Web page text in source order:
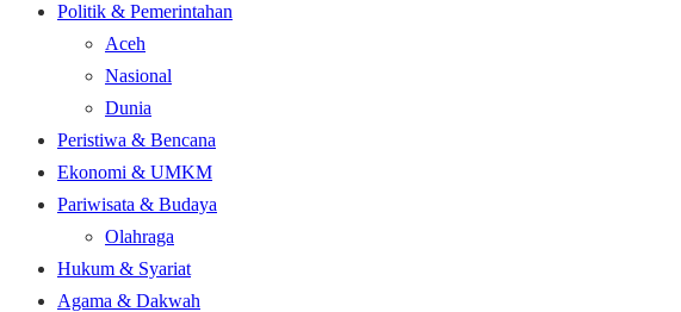
Politik & Pemerintahan
Aceh
Nasional
Dunia
Peristiwa & Bencana
Ekonomi & UMKM
Pariwisata & Budaya
Olahraga
Hukum & Syariat
Agama & Dakwah